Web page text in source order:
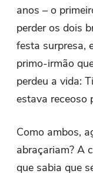
anos – o
perder os dois
festa surpresa,
primo-irmão
perdeu a vida:
estava receoso
Como ambos,
abraçariam? A
que sabia que